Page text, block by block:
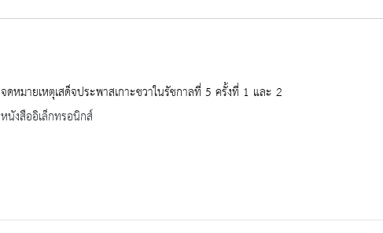
จดหมายเหตุเสด็จประพาสเกาะชวาในรัชกาลที่ 5 ครั้งที่ 1 และ 2
หนังสืออิเล็กทรอนิกส์